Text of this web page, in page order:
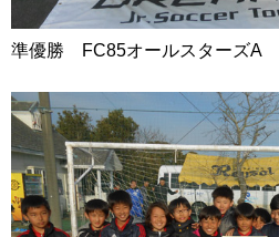
準優勝 FC85オールスターズA